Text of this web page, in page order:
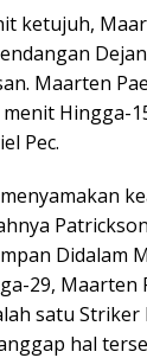
ketujuh,
Maarten
Hingga-
Pec.
Didalam
29, Maarten
satu Striker
hal